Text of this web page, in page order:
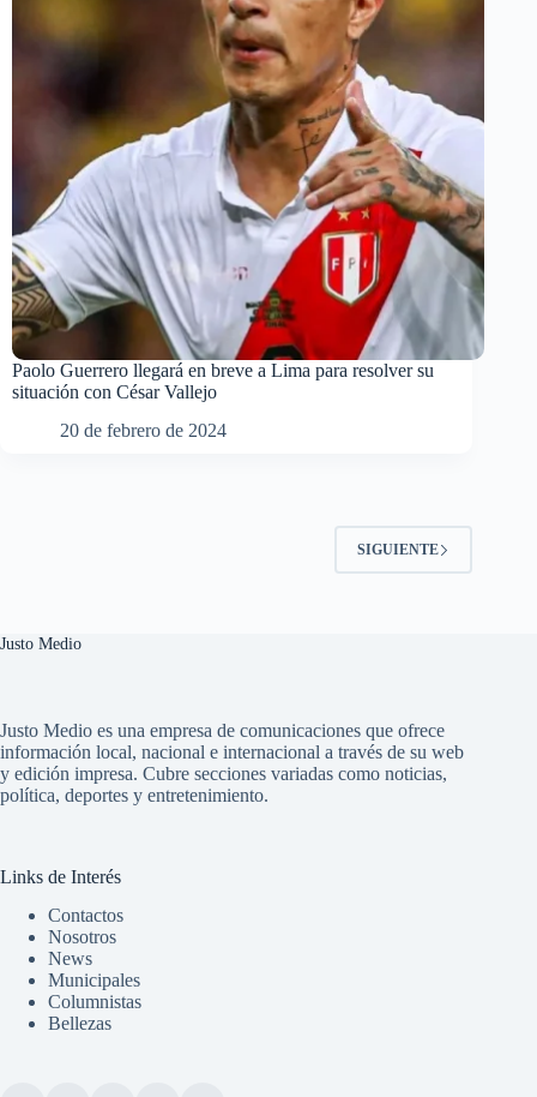
Paolo Guerrero llegará en breve a Lima para resolver su
situación con César Vallejo
20 de febrero de 2024
SIGUIENTE
Justo Medio
Justo Medio es una empresa de comunicaciones que ofrece
información local, nacional e internacional a través de su web
y edición impresa. Cubre secciones variadas como noticias,
política, deportes y entretenimiento.
Links de Interés
Contactos
Nosotros
News
Municipales
Columnistas
Bellezas